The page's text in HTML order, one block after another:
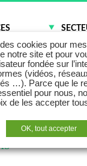
Technologies - Média -
est
cookies pour
notre site et pour
fondée sur
(vidéos,
…). Parce que le
pour nous,
de les accepter
OK, tout accepter